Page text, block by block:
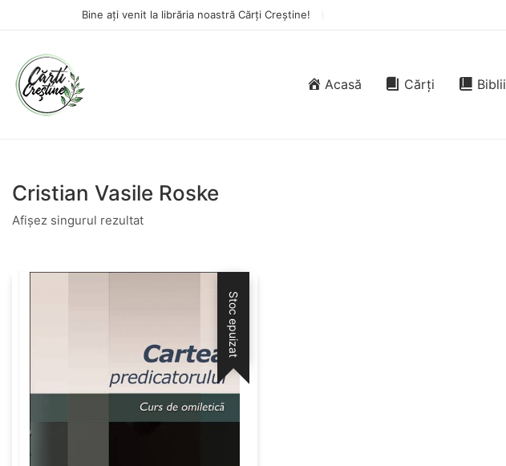
Bine ați venit la librăria noastră Cărți Creștine!
Acasă Cărți Biblii
Cristian Vasile Roske
Afișez singurul rezultat
Stoc epuizat